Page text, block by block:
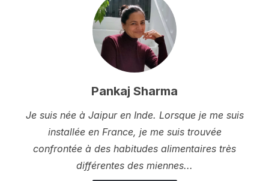
Pankaj Sharma
Je suis née à Jaipur en Inde. Lorsque je me suis
installée en France, je me suis trouvée
confrontée à des habitudes alimentaires très
différentes des miennes...